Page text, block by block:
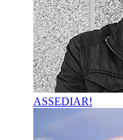
ASSEDIAR!